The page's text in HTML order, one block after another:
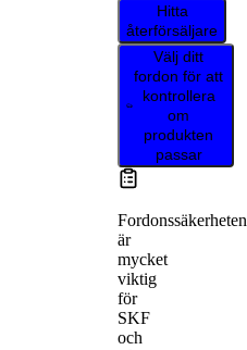
Hitta
återförsäljare
Välj ditt
fordon för att
kontrollera
om
produkten
passar
Fordonssäkerheten
är
mycket
viktig
för
SKF
och